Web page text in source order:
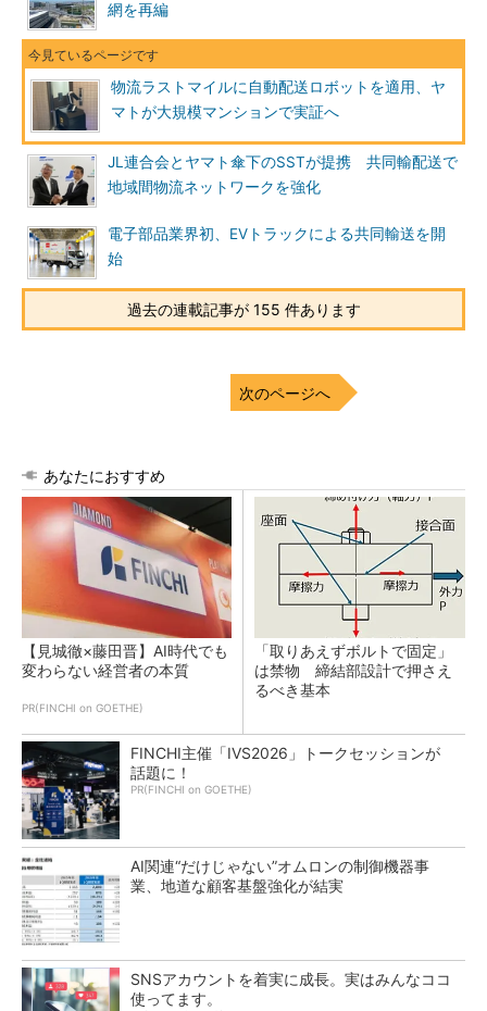
網を再編
物流ラストマイルに自動配送ロボットを適用、ヤ
マトが大規模マンションで実証へ
JL連合会とヤマト傘下のSSTが提携 共同輸配送で
地域間物流ネットワークを強化
電子部品業界初、EVトラックによる共同輸送を開
始
過去の連載記事が 155 件あります
次のページへ
あなたにおすすめ
【見城徹×藤田晋】AI時代でも
変わらない経営者の本質
PR(FINCHI on GOETHE)
「取りあえずボルトで固定」
は禁物 締結部設計で押さえ
るべき基本
FINCHI主催「IVS2026」トークセッションが
話題に！
PR(FINCHI on GOETHE)
AI関連“だけじゃない”オムロンの制御機器事
業、地道な顧客基盤強化が結実
SNSアカウントを着実に成長。実はみんなココ
使ってます。